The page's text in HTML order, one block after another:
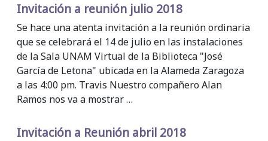
Invitación a reunión julio 2018
Se hace una atenta invitación a la reunión ordinaria
que se celebrará el 14 de julio en las instalaciones
de la Sala UNAM Virtual de la Biblioteca "José
García de Letona" ubicada en la Alameda Zaragoza
a las 4:00 pm. Travis Nuestro compañero Alan
Ramos nos va a mostrar …
Invitación a Reunión abril 2018